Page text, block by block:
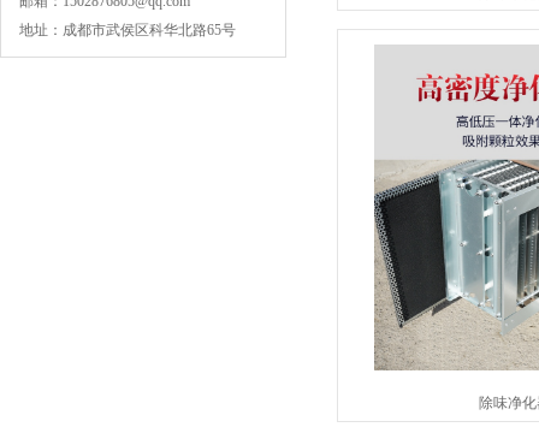
地址：成都市武侯区科华北路65号
除味净